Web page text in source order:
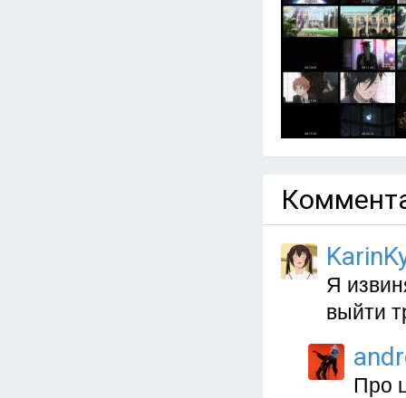
Я
выйти
Про